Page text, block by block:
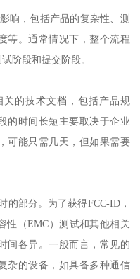
响，包括产品的复杂性、测
等。通常情况下，整个流程
阶段和提交阶段。
的技术文档，包括产品规
的时间长短主要取决于企业
可能只需几天，但如果需要
的部分。为了获得FCC-ID，
性（EMC）测试和其他相关
间各异。一般而言，常见的
杂的设备，如具备多种通信